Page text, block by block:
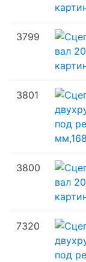
3799
3801
3800
7320